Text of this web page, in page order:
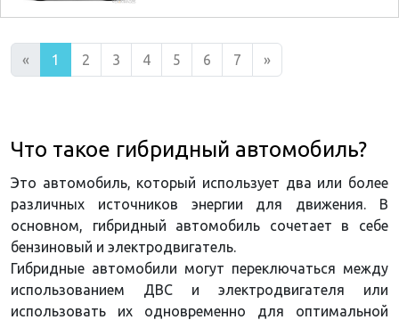
« 1 2 3 4 5 6 7 »
Что такое гибридный автомобиль?
Это автомобиль, который использует два или более
различных источников энергии для движения. В
основном, гибридный автомобиль сочетает в себе
бензиновый и электродвигатель.
Гибридные автомобили могут переключаться между
использованием ДВС и электродвигателя или
использовать их одновременно для оптимальной